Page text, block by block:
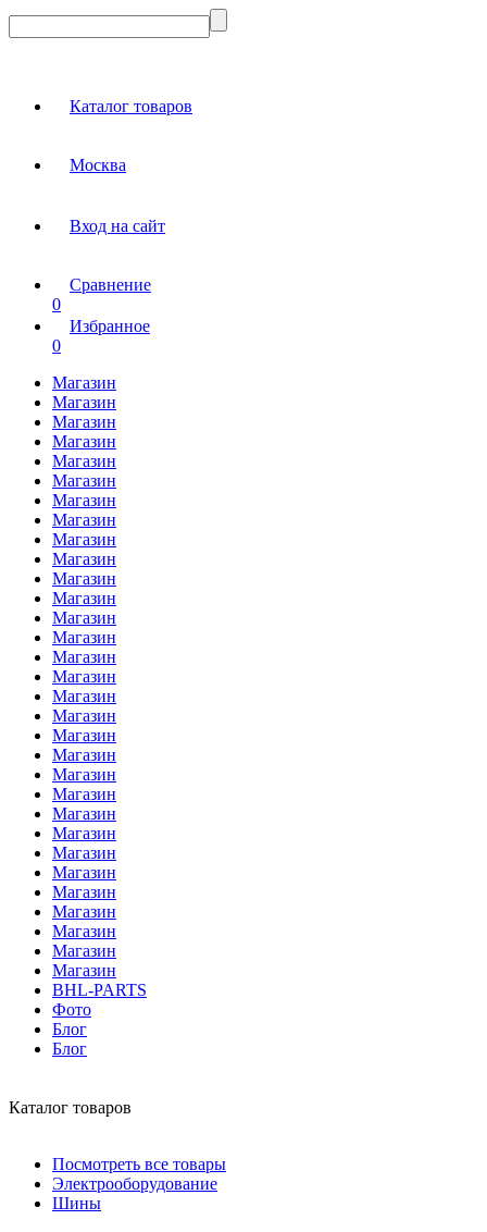
Каталог товаров
Москва
Вход на сайт
Сравнение
0
Избранное
0
Магазин
Магазин
Магазин
Магазин
Магазин
Магазин
Магазин
Магазин
Магазин
Магазин
Магазин
Магазин
Магазин
Магазин
Магазин
Магазин
Магазин
Магазин
Магазин
Магазин
Магазин
Магазин
Магазин
Магазин
Магазин
Магазин
Магазин
Магазин
Магазин
Магазин
Магазин
BHL-PARTS
Фото
Блог
Блог
Каталог товаров
Посмотреть все товары
Электрооборудование
Шины